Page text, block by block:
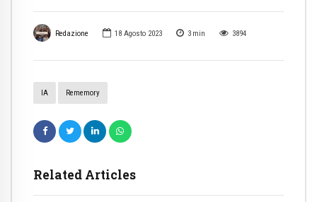
Redazione 18 Agosto 2023 3 min 3894
IA Rememory
Related Articles